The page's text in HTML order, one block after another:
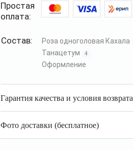
Простая
оплата:
Состав: Роза одноголовая Кахала
Танацетум 4
Оформление
Гарантия качества и условия возврата
Фото доставки (бесплатное)